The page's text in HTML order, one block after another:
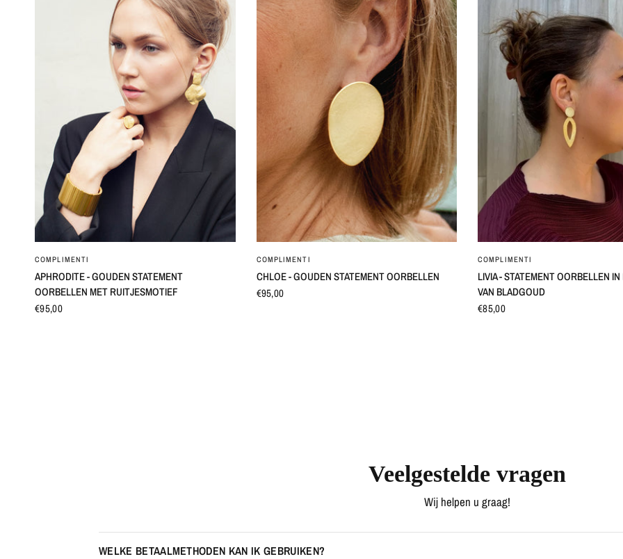
COMPLIMENTI
APHRODITE - GOUDEN STATEMENT
OORBELLEN MET RUITJESMOTIEF
€95,00
COMPLIMENTI
CHLOE - GOUDEN STATEMENT OORBELLEN
€95,00
COMPLIMENTI
LIVIA - STATEMENT OORBELLEN
VAN BLADGOUD
€85,00
Veelgestelde vragen
Wij helpen u graag!
WELKE BETAALMETHODEN KAN IK GEBRUIKEN?